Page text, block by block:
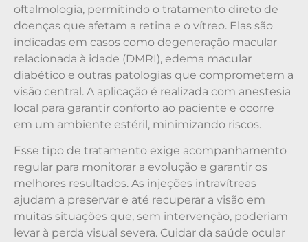
oftalmologia, permitindo o tratamento direto de
doenças que afetam a retina e o vítreo. Elas são
indicadas em casos como degeneração macular
relacionada à idade (DMRI), edema macular
diabético e outras patologias que comprometem a
visão central. A aplicação é realizada com anestesia
local para garantir conforto ao paciente e ocorre
em um ambiente estéril, minimizando riscos.
Esse tipo de tratamento exige acompanhamento
regular para monitorar a evolução e garantir os
melhores resultados. As injeções intravítreas
ajudam a preservar e até recuperar a visão em
muitas situações que, sem intervenção, poderiam
levar à perda visual severa. Cuidar da saúde ocular